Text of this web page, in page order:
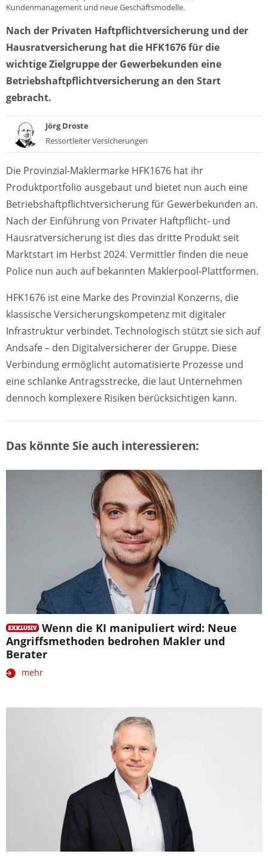
Kundenmanagement und neue Geschäftsmodelle.
Nach der Privaten Haftpflichtversicherung und der
Hausratversicherung hat die HFK1676 für die
wichtige Zielgruppe der Gewerbekunden eine
Betriebshaftpflichtversicherung an den Start
gebracht.
Jörg Droste
Ressortleiter Versicherungen
Die Provinzial-Maklermarke HFK1676 hat ihr
Produktportfolio ausgebaut und bietet nun auch eine
Betriebshaftpflichtversicherung für Gewerbekunden an.
Nach der Einführung von Privater Haftpflicht- und
Hausratversicherung ist dies das dritte Produkt seit
Marktstart im Herbst 2024. Vermittler finden die neue
Police nun auch auf bekannten Maklerpool-Plattformen.
HFK1676 ist eine Marke des Provinzial Konzerns, die
klassische Versicherungskompetenz mit digitaler
Infrastruktur verbindet. Technologisch stützt sie sich auf
Andsafe – den Digitalversicherer der Gruppe. Diese
Verbindung ermöglicht automatisierte Prozesse und
eine schlanke Antragsstrecke, die laut Unternehmen
dennoch komplexere Risiken berücksichtigen kann.
Das könnte Sie auch interessieren:
Wenn die KI manipuliert wird: Neue
Angriffsmethoden bedrohen Makler und
Berater
mehr